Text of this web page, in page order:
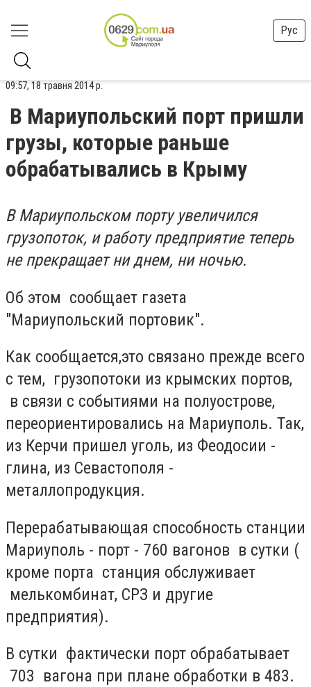
Рус
09:57, 18 травня 2014 р.
В Мариупольский порт пришли
грузы, которые раньше
обрабатывались в Крыму
В Мариупольском порту увеличился
грузопоток, и работу предприятие теперь
не прекращает ни днем, ни ночью.
Об этом сообщает газета
"Мариупольский портовик".
Как сообщается,это связано прежде всего
с тем, грузопотоки из крымских портов,
в связи с событиями на полуострове,
переориентировались на Мариуполь. Так,
из Керчи пришел уголь, из Феодосии -
глина, из Севастополя -
металлопродукция.
Перерабатывающая способность станции
Мариуполь - порт - 760 вагонов в сутки (
кроме порта станция обслуживает
мелькомбинат, СРЗ и другие
предприятия).
В сутки фактически порт обрабатывает
703 вагона при плане обработки в 483.